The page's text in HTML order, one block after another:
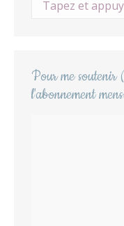
Pour me soutenir
l'abonnement